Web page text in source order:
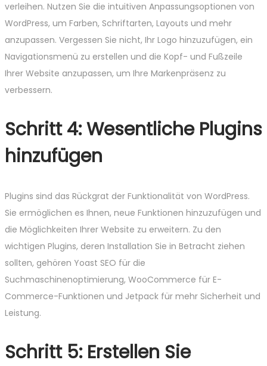
verleihen. Nutzen Sie die intuitiven Anpassungsoptionen von
WordPress, um Farben, Schriftarten, Layouts und mehr
anzupassen. Vergessen Sie nicht, Ihr Logo hinzuzufügen, ein
Navigationsmenü zu erstellen und die Kopf- und Fußzeile
Ihrer Website anzupassen, um Ihre Markenpräsenz zu
verbessern.
Schritt 4: Wesentliche Plugins
hinzufügen
Plugins sind das Rückgrat der Funktionalität von WordPress.
Sie ermöglichen es Ihnen, neue Funktionen hinzuzufügen und
die Möglichkeiten Ihrer Website zu erweitern. Zu den
wichtigen Plugins, deren Installation Sie in Betracht ziehen
sollten, gehören Yoast SEO für die
Suchmaschinenoptimierung, WooCommerce für E-
Commerce-Funktionen und Jetpack für mehr Sicherheit und
Leistung.
Schritt 5: Erstellen Sie